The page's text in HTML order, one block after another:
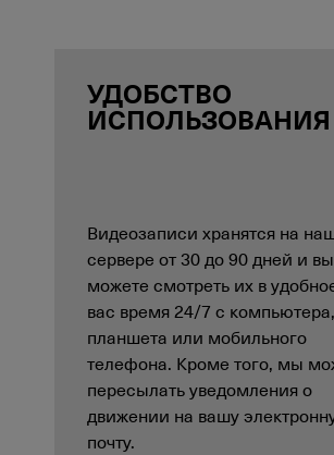
УДОБСТВО
ИСПОЛЬЗОВАНИЯ
Видеозаписи хранятся на
сервере от 30 до 90 дней и вы
можете смотреть их в
вас время 24/7 с компьютера,
планшета или мобильного
телефона. Кроме того, мы
пересылать уведомления о
движении на вашу
почту.